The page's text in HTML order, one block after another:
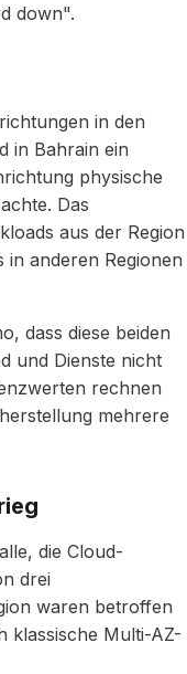
down".
in den
in Bahrain ein
physische
Das
aus der Region
anderen Regionen
dass diese beiden
und Dienste nicht
rechnen
mehrere
die Cloud-
drei
waren betroffen
klassische Multi-AZ-